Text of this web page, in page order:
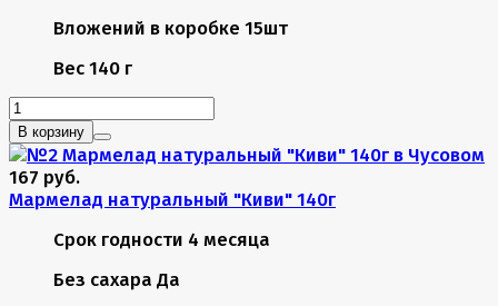
Вложений в коробке 15шт
Вес 140 г
В корзину
167 руб.
Мармелад натуральный "Киви" 140г
Срок годности 4 месяца
Без сахара Да